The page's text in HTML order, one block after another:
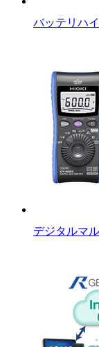
バッテリハ
デジタルマ